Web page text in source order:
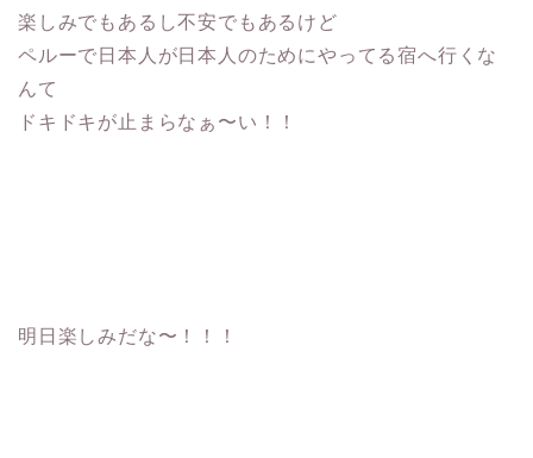
楽しみでもあるし不安でもあるけど
ペルーで日本人が日本人のためにやってる宿へ行くな
んて
ドキドキが止まらなぁ〜い！！
明日楽しみだな〜！！！